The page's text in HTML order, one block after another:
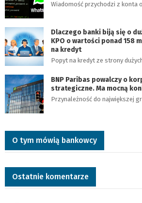
Wiadomość przychodzi z konta
Dlaczego banki biją się o
KPO o wartości ponad 158
na kredyt
Popyt na kredyt ze strony
BNP Paribas powalczy o
strategiczne. Ma mocną
Przynależność do największej
O tym mówią bankowcy
Ostatnie komentarze